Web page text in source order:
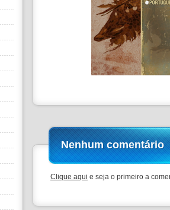
Nenhum comentário
Clique aqui e seja o primeiro a